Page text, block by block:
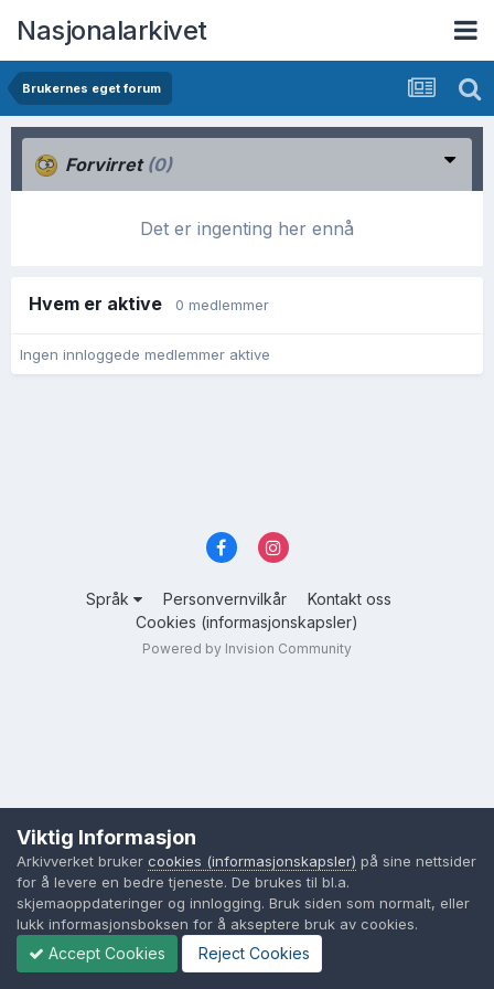
Nasjonalarkivet
Brukernes eget forum
Forvirret (0)
Det er ingenting her ennå
Hvem er aktive 0 medlemmer
Ingen innloggede medlemmer aktive
Språk Personvernvilkår
Kontakt oss
Cookies (informasjonskapsler)
Powered by Invision Community
Viktig Informasjon
Arkivverket bruker cookies (informasjonskapsler) på sine nettsider
for å levere en bedre tjeneste. De brukes til bl.a.
skjemaoppdateringer og innlogging. Bruk siden som normalt, eller
lukk informasjonsboksen for å akseptere bruk av cookies.
Accept Cookies Reject Cookies